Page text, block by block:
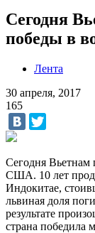
Сегодня
победы в
Лента
30 апреля, 2017
165
Сегодня Вьетнам
США. 10 лет
Индокитае,
львиная доля
результате
страна победила